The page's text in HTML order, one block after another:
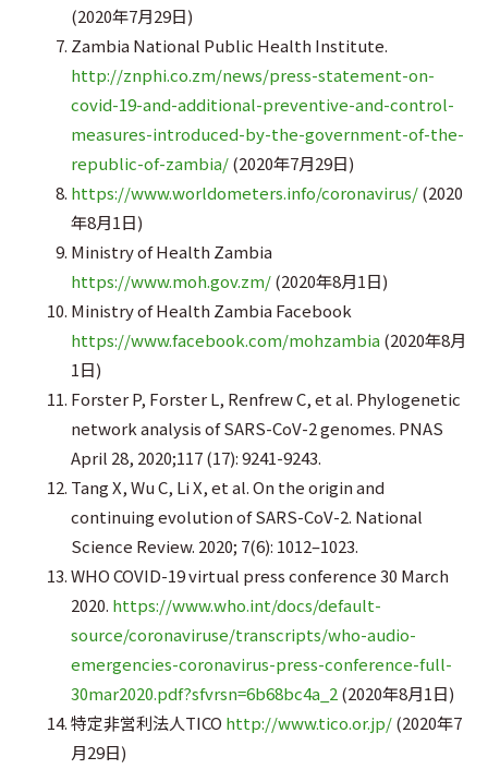
(2020年7月29日)
Zambia National Public Health Institute.
http://znphi.co.zm/news/press-statement-on-
covid-19-and-additional-preventive-and-control-
measures-introduced-by-the-government-of-the-
republic-of-zambia/(2020年7月29日)
https://www.worldometers.info/coronavirus/(2020
年8月1日)
Ministry of Health Zambia
https://www.moh.gov.zm/(2020年8月1日)
Ministry of Health Zambia Facebook
https://www.facebook.com/mohzambia (2020年8月
1日)
Forster P, Forster L, Renfrew C, et al. Phylogenetic
network analysis of SARS-CoV-2 genomes. PNAS
April 28, 2020;117 (17): 9241-9243.
Tang X, Wu C, Li X, et al. On the origin and
continuing evolution of SARS-CoV-2. National
Science Review. 2020; 7(6): 1012–1023.
WHO COVID-19 virtual press conference 30 March
2020. https://www.who.int/docs/default-
source/coronaviruse/transcripts/who-audio-
emergencies-coronavirus-press-conference-full-
30mar2020.pdf?sfvrsn=6b68bc4a_2 (2020年8月1日)
特定非営利法人TICO http://www.tico.or.jp/(2020年7
月29日)